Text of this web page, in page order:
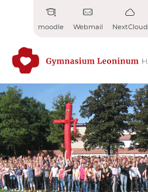
moodle Webmail NextCloud